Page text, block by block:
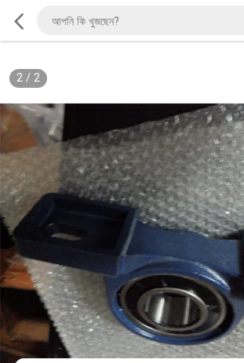
2/ 2